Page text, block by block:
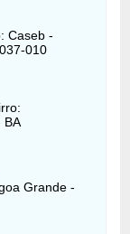
Caseb -
010
BA
Grande -